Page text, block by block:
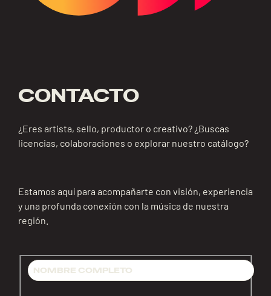
CONTACTO
¿Eres artista, sello, productor o creativo? ¿Buscas
licencias, colaboraciones o explorar nuestro catálogo?
Estamos aquí para acompañarte con visión, experiencia
y una profunda conexión con la música de nuestra
región.